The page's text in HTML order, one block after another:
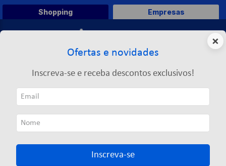
Shopping Empresas
Telefonia Telefone Com Fio
COM FIO
×
Ofertas e novidades
Inscreva-se e receba descontos exclusivos!
Inscreva-se
TERMOS MAIS BUSCADOS
4º
marca texto